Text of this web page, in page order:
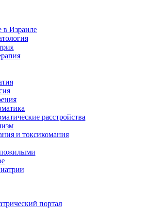
в Израиле
расстройства
и токсикомания
пожилыми
портал